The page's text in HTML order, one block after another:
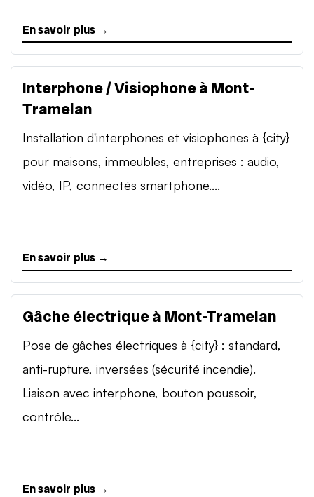
En savoir plus →
Interphone / Visiophone à Mont-
Tramelan
Installation d'interphones et visiophones à {city}
pour maisons, immeubles, entreprises : audio,
vidéo, IP, connectés smartphone....
En savoir plus →
Gâche électrique à Mont-Tramelan
Pose de gâches électriques à {city} : standard,
anti-rupture, inversées (sécurité incendie).
Liaison avec interphone, bouton poussoir,
contrôle...
En savoir plus →